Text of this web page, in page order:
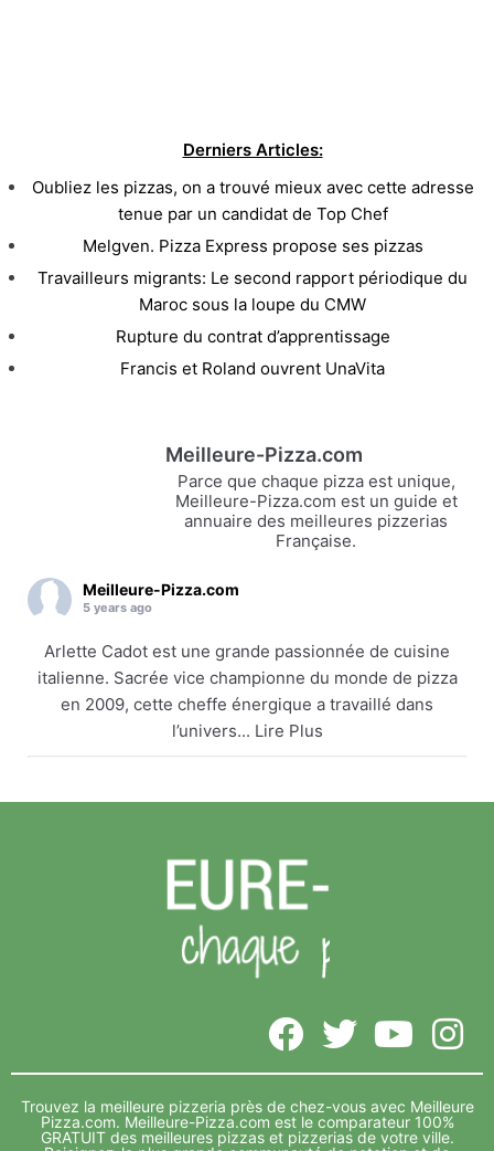
Derniers Articles:
Oubliez les pizzas, on a trouvé mieux avec cette adresse
tenue par un candidat de Top Chef
Melgven. Pizza Express propose ses pizzas
Travailleurs migrants: Le second rapport périodique du
Maroc sous la loupe du CMW
Rupture du contrat d’apprentissage
Francis et Roland ouvrent UnaVita
Meilleure-Pizza.com
Parce que chaque pizza est unique,
Meilleure-Pizza.com est un guide et
annuaire des meilleures pizzerias
Française.
Meilleure-Pizza.com
5 years ago
Arlette Cadot est une grande passionnée de cuisine
italienne. Sacrée vice championne du monde de pizza
en 2009, cette cheffe énergique a travaillé dans
l’univers... Lire Plus
meilleure-pizza.com
pizza en 2009, cette cheffe énergique a travaillé
dans l’univers... Lire Plus
Partager
Vide depuis de nombreux mois, l’ancien complexe Foot
3 indoor, sur la zone de Décathlon Lavau, va accueillir le
complexe... Lire Plus
Trouvez la meilleure pizzeria près de chez-vous avec Meilleure
Pizza.com. Meilleure-Pizza.com est le comparateur 100%
GRATUIT des meilleures pizzas et pizzerias de votre ville.